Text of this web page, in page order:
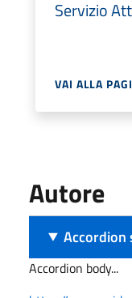
Servizio
VAI ALLA
Autore
Accordion
Accordion body...